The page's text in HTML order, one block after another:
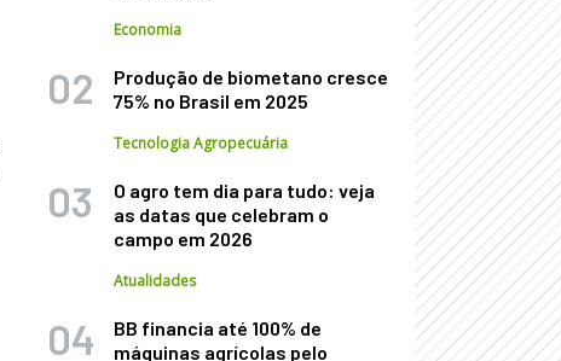
Economia
Produção de biometano cresce
75% no Brasil em 2025
Tecnologia Agropecuária
O agro tem dia para tudo: veja
as datas que celebram o
campo em 2026
Atualidades
BB financia até 100% de
máquinas agrícolas pelo